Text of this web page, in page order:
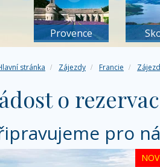
Provence
stránka Zájezdy Francie
o
pro